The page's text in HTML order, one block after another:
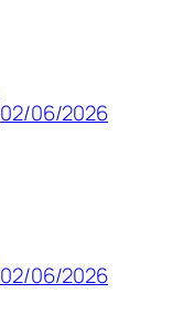
02/06/2026
02/06/2026